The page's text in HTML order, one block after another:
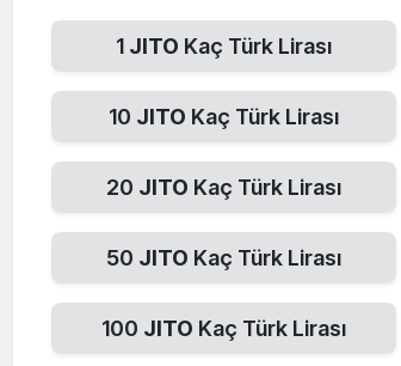
1 JITO Kaç Türk Lirası
10 JITO Kaç Türk Lirası
20 JITO Kaç Türk Lirası
50 JITO Kaç Türk Lirası
100 JITO Kaç Türk Lirası